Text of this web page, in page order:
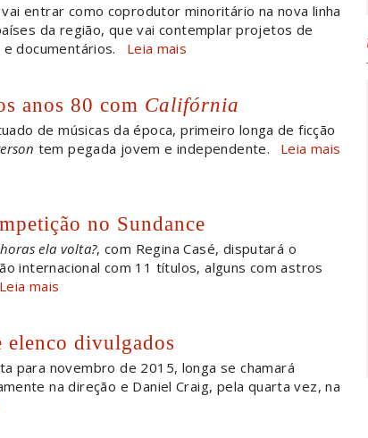
vai entrar como coprodutor minoritário na nova linha
da região, que vai contemplar projetos de
e documentários.
Leia mais
anos 80 com Califórnia
de músicas da época, primeiro longa de ficção
tem pegada jovem e independente. Leia mais
no Sundance
ela volta?, com Regina Casé, disputará o
internacional com 11 títulos, alguns com astros
Leia mais
divulgados
para novembro de 2015, longa se chamará
na direção e Daniel Craig, pela quarta vez, na